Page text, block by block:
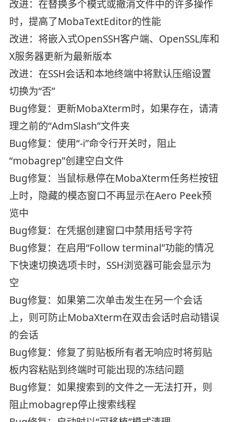
改进：在替换多个模式或撤消文件中的许多操作
时，提高了MobaTextEditor的性能
改进：将嵌入式OpenSSH客户端、OpenSSL库和
X服务器更新为最新版本
改进：在SSH会话和本地终端中将默认压缩设置
切换为“否”
Bug修复：更新MobaXterm时，如果存在，请清
理之前的“AdmSlash”文件夹
Bug修复：使用“-i”命令行开关时，阻止
“mobagrep”创建空白文件
Bug修复：当鼠标悬停在MobaXterm任务栏按钮
上时，隐藏的模态窗口不再显示在Aero Peek预
览中
Bug修复：在凭据创建窗口中禁用括号字符
Bug修复：在启用“Follow terminal”功能的情况
下快速切换选项卡时，SSH浏览器可能会显示为
空
Bug修复：如果第二次单击发生在另一个会话
上，则可防止MobaXterm在双击会话时启动错误
的会话
Bug修复：修复了剪贴板所有者无响应时将剪贴
板内容粘贴到终端时可能出现的冻结问题
Bug修复：如果搜索到的文件之一无法打开，则
阻止mobagrep停止搜索线程